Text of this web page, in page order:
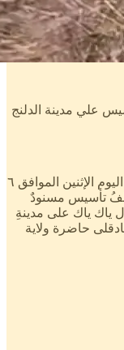
علي مدينة الدلنج
قال الجيشُ السودانى بتصدِّيه وحلفائه صبيحة اليوم الإثنين الموافق ٦
تحالفُ تأسيس مسنودٌ
ياك ياك على مدينةِ
مقر قيادة اللواء ٥٤ التابع للفرقة ١٤ بكادقلى حاضرة ولاية